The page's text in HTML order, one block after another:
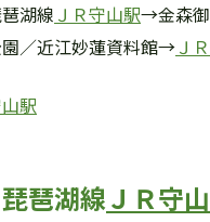
湖線 ＪＲ守山駅→金森
／近江妙蓮資料館→Ｊ
駅
琶湖線ＪＲ守